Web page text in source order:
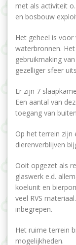
met als activiteit
en bosbouw
Het geheel is voor
waterbronnen.
gebruikmaking
gezelliger sfeer
Er zijn 7
Een aantal van
toegang van
Op het terrein zijn
dierenverblijven
Ooit opgezet als
glaswerk e.d.
koelunit en
veel RVS
inbegrepen.
Het ruime terrein
mogelijkheden.